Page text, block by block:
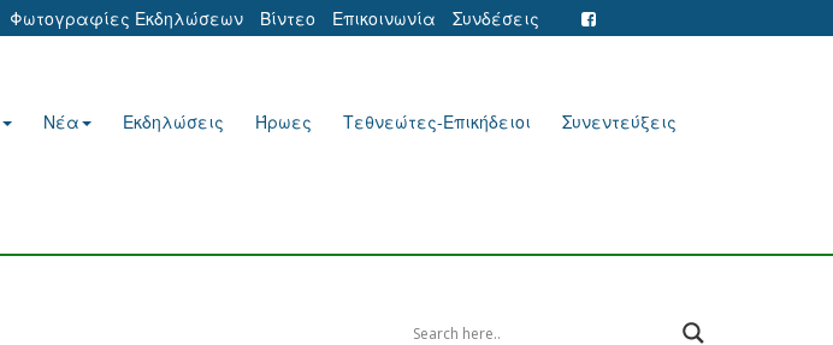
Φωτογραφίες Εκδηλώσεων Βίντεο Επικοινωνία Συνδέσεις
Νέα Εκδηλώσεις Ήρωες Τεθνεώτες-Επικήδειοι Συνεντεύξεις